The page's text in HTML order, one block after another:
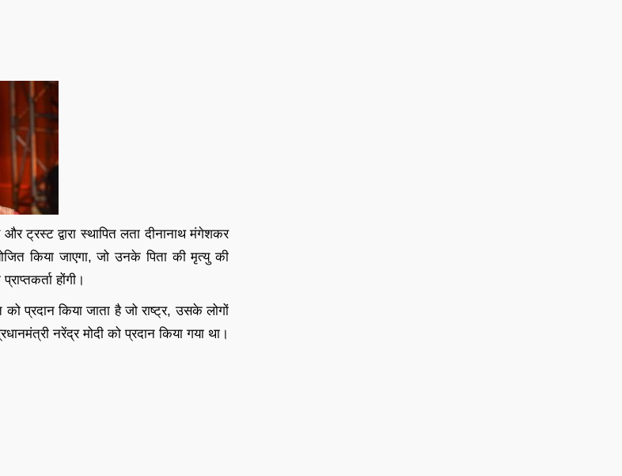
ट्रस्ट द्वारा स्थापित लता दीनानाथ मंगेशकर
किया जाएगा, जो उनके पिता की मृत्यु की
होंगी।
प्रदान किया जाता है जो राष्ट्र, उसके लोगों
नरेंद्र मोदी को प्रदान किया गया था।